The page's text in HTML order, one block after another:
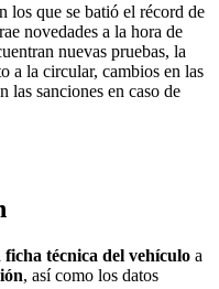
los que se batió el récord de
novedades a la hora de
nuevas pruebas, la
a la circular, cambios en las
las sanciones en caso de
ficha técnica del vehículo a
, así como los datos